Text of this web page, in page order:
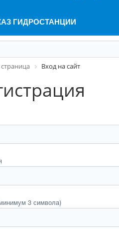
ГИДРОСТАНЦИИ
Вход на сайт
3 символа)